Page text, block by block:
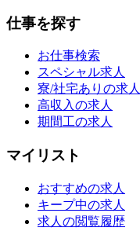
仕事を探す
お仕事検索
スペシャル求人
寮/社宅ありの求人
高収入の求人
期間工の求人
マイリスト
おすすめの求人
キープ中の求人
求人の閲覧履歴